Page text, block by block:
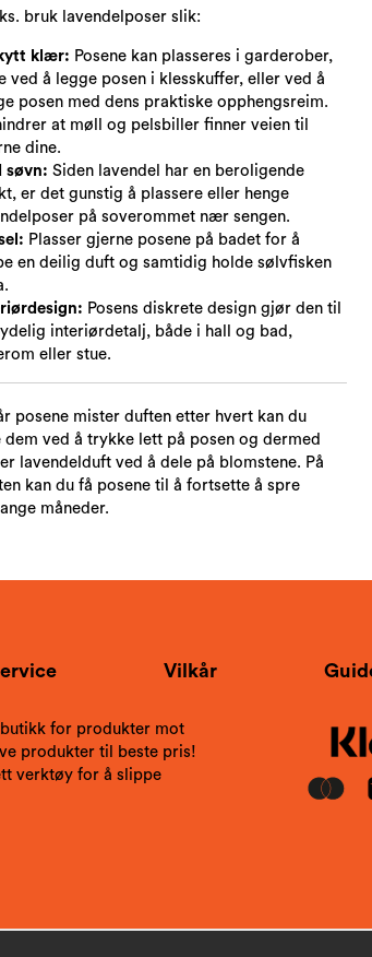
bruk lavendelposer slik:
klær: Posene kan plasseres i garderober,
ved å legge posen i klesskuffer, eller ved å
posen med dens praktiske opphengsreim.
at møll og pelsbiller finner veien til
dine.
søvn: Siden lavendel har en beroligende
er det gunstig å plassere eller henge
på soverommet nær sengen.
Plasser gjerne posene på badet for å
en deilig duft og samtidig holde sølvfisken
Posens diskrete design gjør den til
interiørdetalj, både i hall og bad,
eller stue.
posene mister duften etter hvert kan du
dem ved å trykke lett på posen og dermed
lavendelduft ved å dele på blomstene. På
kan du få posene til å fortsette å spre
måneder.
Vilkår
for produkter mot
produkter til beste pris!
verktøy for å slippe